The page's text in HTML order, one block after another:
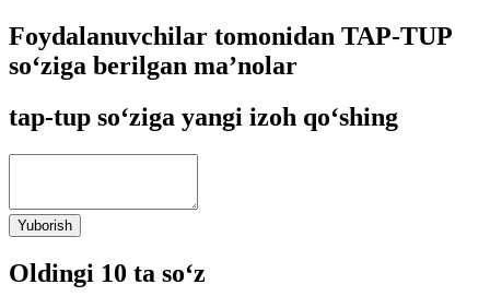
Foydalanuvchilar tomonidan TAP-TUP
so‘ziga berilgan ma’nolar
tap-tup so‘ziga yangi izoh qo‘shing
Yuborish
Oldingi 10 ta so‘z